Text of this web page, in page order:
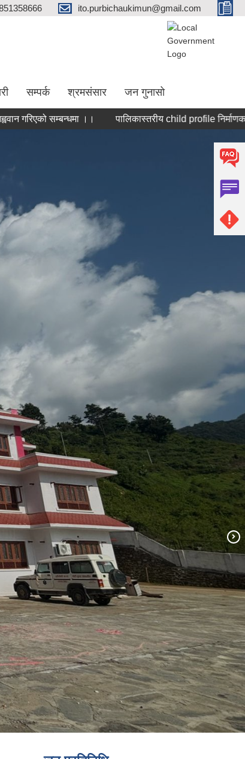
ito.purbichaukimun@gmail.com
सम्पर्क श्रमसंसार जन गुनासो
सम्बन्धमा ।।